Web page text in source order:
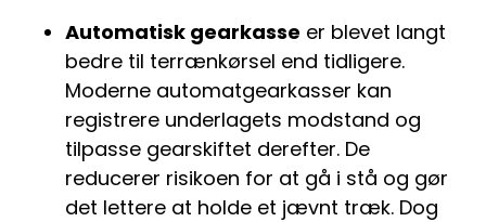
Automatisk gearkasse er blevet langt
bedre til terrænkørsel end tidligere.
Moderne automatgearkasser kan
registrere underlagets modstand og
tilpasse gearskiftet derefter. De
reducerer risikoen for at gå i stå og gør
det lettere at holde et jævnt træk. Dog